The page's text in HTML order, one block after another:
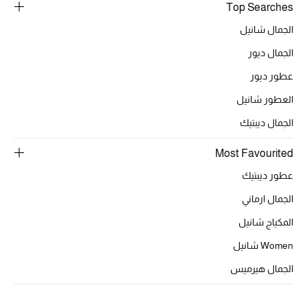
ما وصلنا حديثاً
ركن أناقة المنتجعات
تشكيلة المناسبات للنساء
الملابس الرياضية النسائية
تشكيلة الأعراس
Top Searches
الجمال شانيل
الجمال ديور
عطور ديور
العطور شانيل
الجمال ديبتيك
Most Favourited
عطور ديبتيك
الجمال ارماني
المكياج شانيل
Women شانيل
الجمال هيرميس